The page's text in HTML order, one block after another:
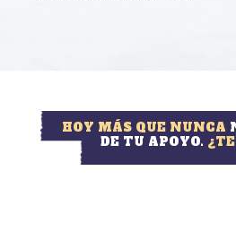
HOY MÁS QUE NUNCA
DE TU APOYO.